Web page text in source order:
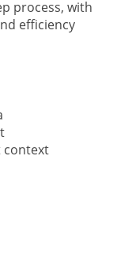
process, with
efficiency
context